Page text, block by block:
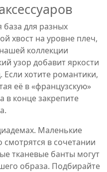
для разных
хвост на уровне плеч,
коллекции
узор добавит яркости
хотите романтики,
её в «французскую»
в конце закрепите
Маленькие
в сочетании
тканевые банты могут
образа. Подбирайте